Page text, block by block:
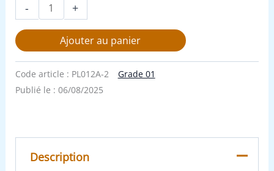
- +
Ajouter au panier
Code article : PL012A-2
Grade 01
Publié le : 06/08/2025
Description